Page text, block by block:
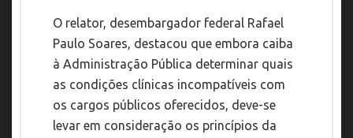
O relator, desembargador federal Rafael
Paulo Soares, destacou que embora caiba
à Administração Pública determinar quais
as condições clínicas incompatíveis com
os cargos públicos oferecidos, deve-se
levar em consideração os princípios da